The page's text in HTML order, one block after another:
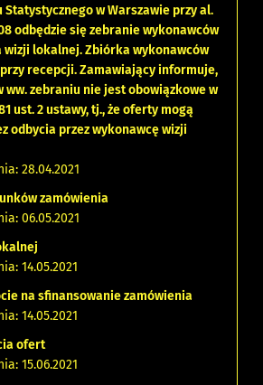
Statystycznego w Warszawie przy al.
odbędzie się zebranie wykonawców
wizji lokalnej. Zbiórka wykonawców
recepcji. Zamawiający informuje,
ww. zebraniu nie jest obowiązkowe w
ust. 2 ustawy, tj., że oferty mogą
odbycia przez wykonawcę wizji
28.04.2021
zamówienia
06.05.2021
14.05.2021
na sfinansowanie zamówienia
14.05.2021
ofert
15.06.2021